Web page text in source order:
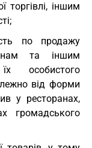
торгівлі, іншим
по продажу
та іншим
особистого
від форми
у ресторанах,
громадського